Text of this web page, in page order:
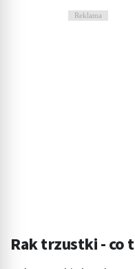
Reklama
Rak trzustki - co